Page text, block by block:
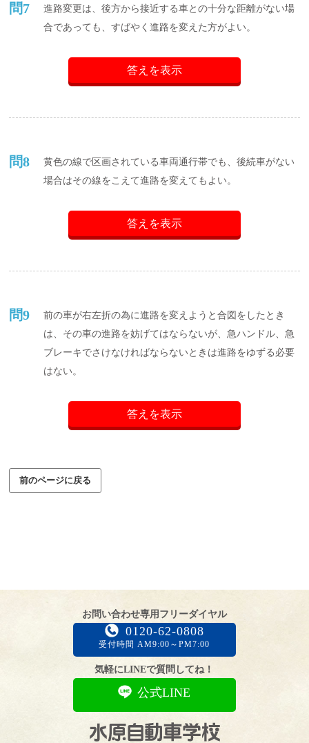
問7
進路変更は、後方から接近する車との十分な距離がない場
合であっても、すばやく進路を変えた方がよい。
答えを表示
問8
黄色の線で区画されている車両通行帯でも、後続車がない
場合はその線をこえて進路を変えてもよい。
答えを表示
問9
前の車が右左折の為に進路を変えようと合図をしたとき
は、その車の進路を妨げてはならないが、急ハンドル、急
ブレーキでさけなければならないときは進路をゆずる必要
はない。
答えを表示
前のページに戻る
お問い合わせ専用フリーダイヤル
0120-62-0808
受付時間 AM9:00～PM7:00
気軽にLINEで質問してね！
公式LINE